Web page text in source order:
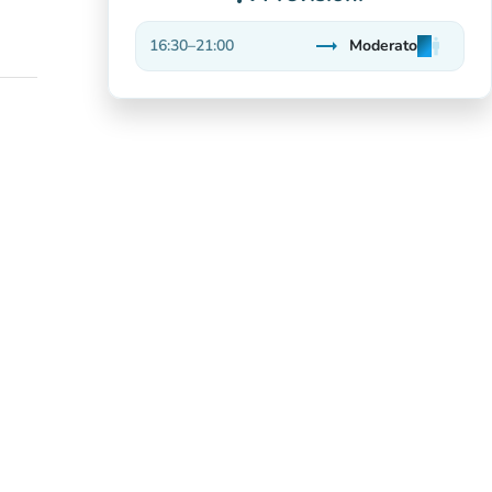
16:30–21:00 trending_flat
Stabile
Moderatoman
man
man